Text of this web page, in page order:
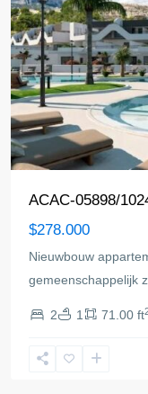
ACAC-05898/
$278.000
Nieuwbouw
gemeenschappelijk
2 1 71.00 ft
del